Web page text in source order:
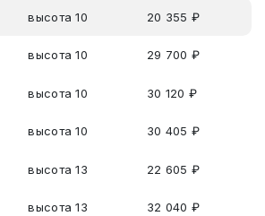
высота 10 20 355 ₽
высота 10 29 700 ₽
высота 10 30 120 ₽
высота 10 30 405 ₽
высота 13 22 605 ₽
высота 13 32 040 ₽